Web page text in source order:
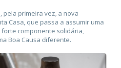
pela primeira vez, a nova
Casa, que passa a assumir uma
componente solidária,
Boa Causa diferente.